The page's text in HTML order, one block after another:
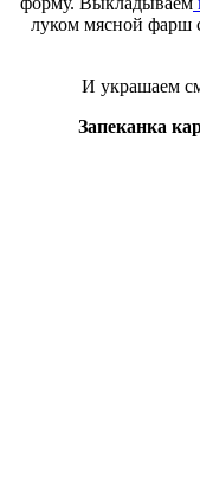
луком мясной фарш
И украшаем
Запеканка